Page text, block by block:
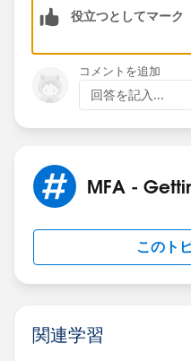
https://役立つとしてマーク
コメントを追加
回答を記入...
MFA -
このト
関連学習